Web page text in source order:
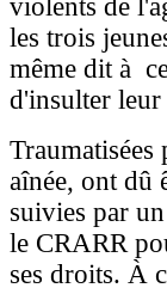
violents de
les trois
même dit à
d'insulter leur
aînée, ont dû
suivies par
le CRARR
ses droits. À